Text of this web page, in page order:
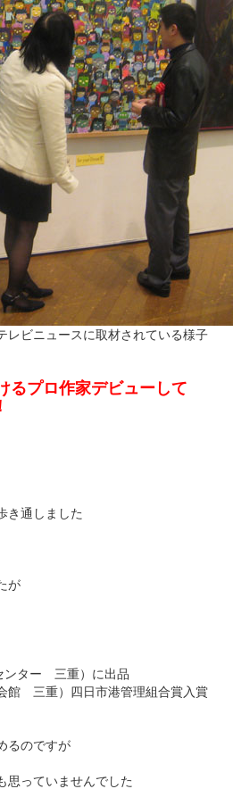
レビニュースに取材されている様子
るプロ作家デビューして
き通しました
が
ンター 三重）に出品
館 三重）四日市港管理組合賞入賞
るのですが
思っていませんでした